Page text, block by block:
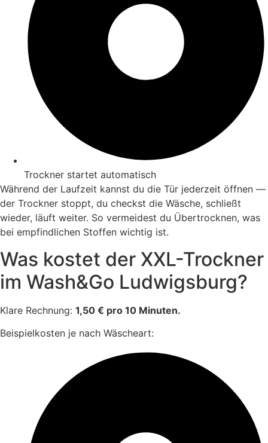
Trockner startet automatisch
Während der Laufzeit kannst du die Tür jederzeit öffnen —
der Trockner stoppt, du checkst die Wäsche, schließt
wieder, läuft weiter. So vermeidest du Übertrocknen, was
bei empfindlichen Stoffen wichtig ist.
Was kostet der XXL-Trockner
im Wash&Go Ludwigsburg?
Klare Rechnung: 1,50 € pro 10 Minuten.
Beispielkosten je nach Wäscheart: